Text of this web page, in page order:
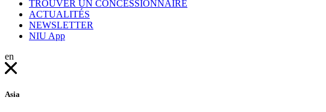
TROUVER UN CONCESSIONNAIRE
ACTUALITÉS
NEWSLETTER
NIU App
en
Asia